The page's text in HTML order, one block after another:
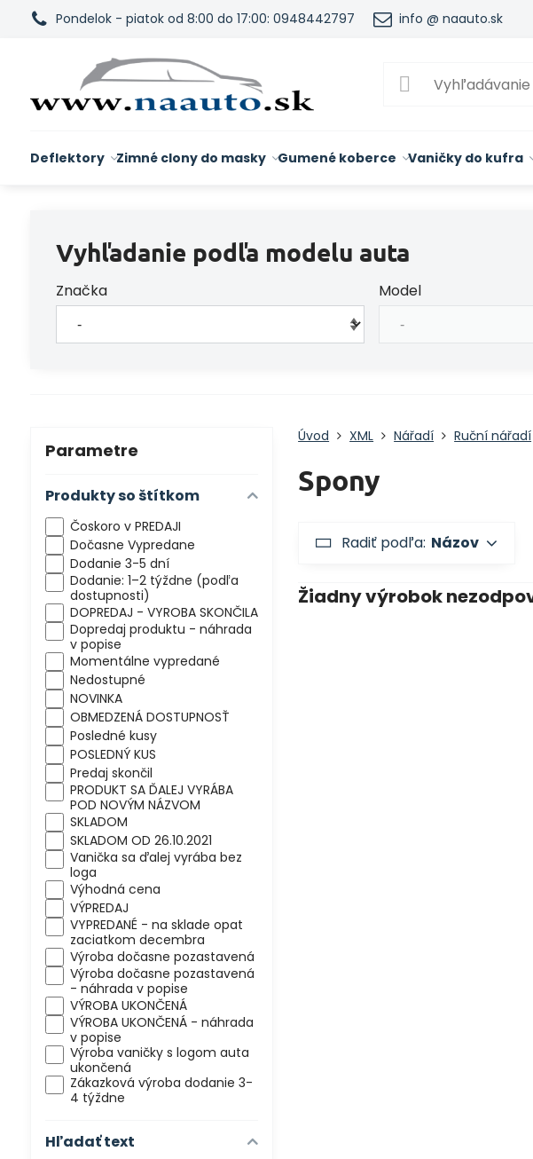
Pondelok - piatok od 8:00 do 17:00: 0948442797 info @ naauto.sk
Deflektory Zimné clony do masky Gumené koberce Vaničky do kufra
Vyhľadanie podľa modelu auta
Značka Model
Úvod XML Nářadí Ruční nářadí
Spony
Radiť podľa: Názov
Parametre
Produkty so štítkom
Čoskoro v PREDAJI
Dočasne Vypredane
Dodanie 3-5 dní
Dodanie: 1–2 týždne (podľa
dostupnosti)
DOPREDAJ - VYROBA SKONČILA
Dopredaj produktu - náhrada
v popise
Momentálne vypredané
Nedostupné
NOVINKA
OBMEDZENÁ DOSTUPNOSŤ
Posledné kusy
POSLEDNÝ KUS
Predaj skončil
PRODUKT SA ĎALEJ VYRÁBA
POD NOVÝM NÁZVOM
SKLADOM
SKLADOM OD 26.10.2021
Vanička sa ďalej vyrába bez
loga
Výhodná cena
VÝPREDAJ
VYPREDANÉ - na sklade opat
zaciatkom decembra
Výroba dočasne pozastavená
Výroba dočasne pozastavená
- náhrada v popise
VÝROBA UKONČENÁ
VÝROBA UKONČENÁ - náhrada
v popise
Výroba vaničky s logom auta
ukončená
Zákazková výroba dodanie 3-
4 týždne
Hľadať text